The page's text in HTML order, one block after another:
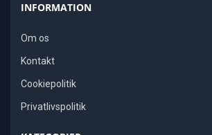
INFORMATION
Om os
Kontakt
Cookiepolitik
Privatlivspolitik